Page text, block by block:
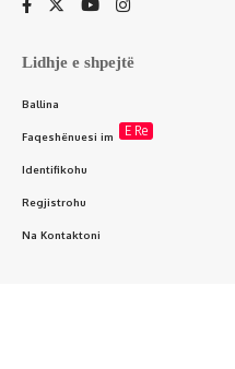
Lidhje e shpejtë
Ballina
Faqeshënuesi im E Re
Identifikohu
Regjistrohu
Na Kontaktoni